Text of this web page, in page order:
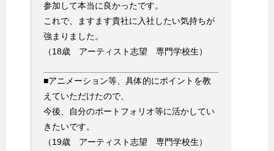
参加して本当に良かったです。
これで、ますます貴社に入社したい気持ちが
強まりました。
（18歳 アーティスト志望 専門学校生）
■アニメーション等、具体的にポイントを教
えていただけたので、
今後、自分のポートフォリオ等に活かしてい
きたいです。
（19歳 アーティスト志望 専門学校生）